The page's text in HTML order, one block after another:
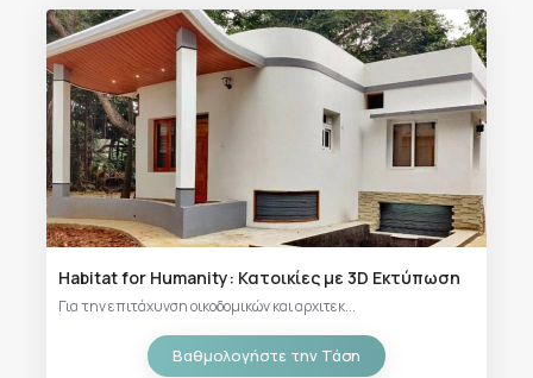
Habitat for Humanity: Κατοικίες με 3D Εκτύπωση
Για την επιτάχυνση οικοδομικών και αρχιτεκ...
Βαθμολογήστε την Τάση